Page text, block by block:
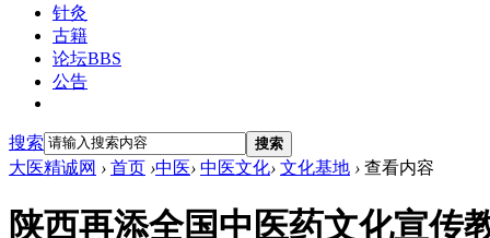
针灸
古籍
论坛BBS
公告
搜索 搜索
大医精诚网 › 首页 ›中医› 中医文化› 文化基地 › 查看内容
陕西再添全国中医药文化宣传